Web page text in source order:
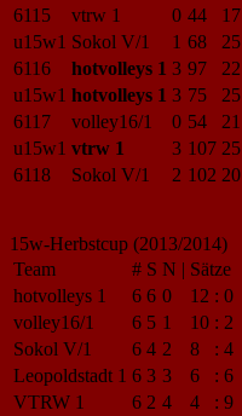
6115
vtrw 1 0 44 17
u15w1 Sokol V/1 1 68 25
6116
hotvolleys 1 3 97 22
u15w1 hotvolleys 1 3 75 25
6117
volley16/1 0 54 21
u15w1 vtrw 1 3 107 25
6118
Sokol V/1 2 102 20
15w-Herbstcup (2013/2014)
Team
# S N | Sätze
hotvolleys 1
6 6 0 12 : 0
volley16/1
6 5 1 10 : 2
Sokol V/1
6 4 2 8 : 4
Leopoldstadt 1 6 3 3 6 : 6
VTRW 1
6 2 4 4 : 9